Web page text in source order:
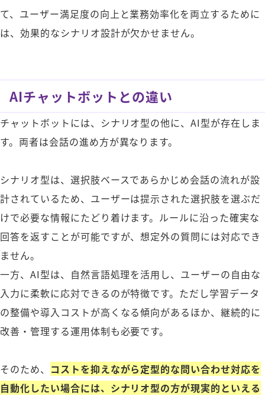
て、ユーザー満足度の向上と業務効率化を両立するために
は、効果的なシナリオ設計が欠かせません。
AIチャットボットとの違い
チャットボットには、シナリオ型の他に、AI型が存在しま
す。両者は会話の進め方が異なります。
シナリオ型は、選択肢ベースであらかじめ会話の流れが設
計されているため、ユーザーは提示された選択肢を選ぶだ
けで必要な情報にたどり着けます。ルールに沿った確実な
回答を返すことが可能ですが、想定外の質問には対応でき
ません。
一方、AI型は、自然言語処理を活用し、ユーザーの自由な
入力に柔軟に応対できるのが特徴です。ただし学習データ
の整備や導入コストが高くなる傾向があるほか、継続的に
改善・管理する運用体制も必要です。
そのため、 コストを抑えながら定型的な問い合わせ対応を
自動化したい場合には、シナリオ型の方が現実的といえる